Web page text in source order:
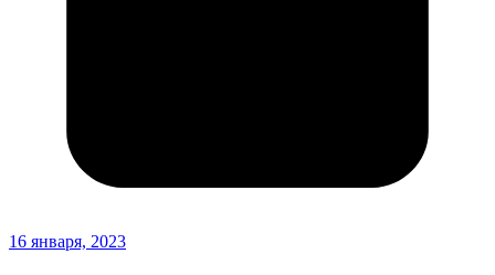
16 января, 2023